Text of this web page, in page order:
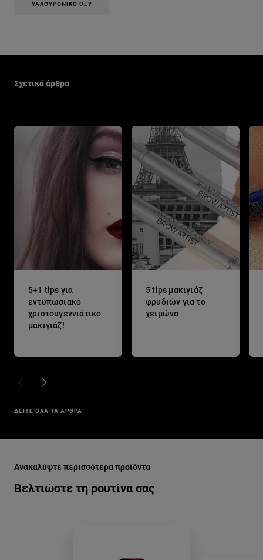
ΥΑΛΟΥΡΟΝΙΚΌ ΟΞΎ
Σχετικά άρθρα
5+1 tips για
εντυπωσιακό
χριστουγεννιάτικο
μακιγιάζ!
5 tips μακιγιάζ
φρυδιών για το
χειμώνα
PREVIOUS CARD
NEXT CARD
ΔΕΙΤΕ ΟΛΑ ΤΑ ΑΡΘΡΑ
Βελτιώστε τη ρουτίνα σας
Ανακαλύψτε περισσότερα προϊόντα